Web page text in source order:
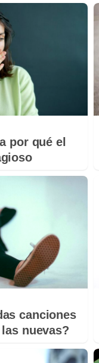
por qué el
canciones
nuevas?